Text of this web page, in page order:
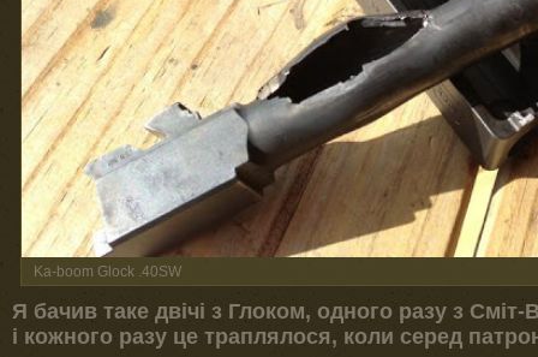
Ka-boom Glock .40SW
Я бачив таке двічі з Глоком, одного разу з
і кожного разу це траплялося, коли серед